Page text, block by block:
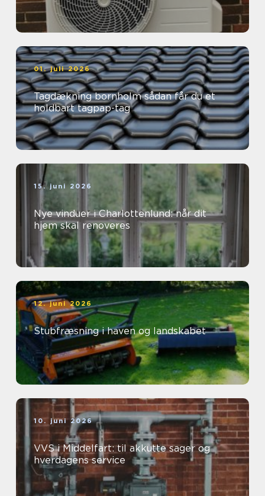
01. juli 2026
Tagdækning bornholm sådan får du et
holdbart tagpap-tag
15. juni 2026
Nye vinduer i Charlottenlund: når dit
hjem skal renoveres
12. juni 2026
Stubfræsning i haven og landskabet
10. juni 2026
VVS i Middelfart: til akkutte sager og
hverdagens service